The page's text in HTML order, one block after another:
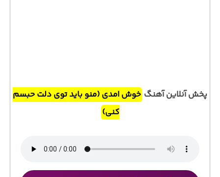
پخش آنلاین آهنگ خوش امدی (منو باید توی دلت حبسم
کنی)